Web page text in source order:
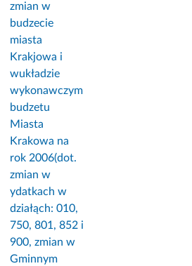
zmian w
budzecie
miasta
Krakjowa i
wukładzie
wykonawczym
budzetu
Miasta
Krakowa na
rok 2006(dot.
zmian w
ydatkach w
działąch: 010,
750, 801, 852 i
900, zmian w
Gminnym